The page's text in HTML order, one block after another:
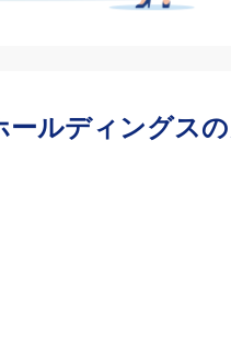
ールディングスの